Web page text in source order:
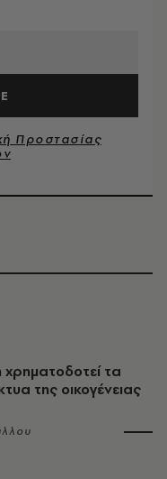
τα
της οικογένειας
Προστασίας